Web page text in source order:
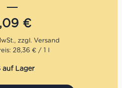
Verfeinern mediterraner
für Genießer, die Wert
legen.
€
28,36 € / 1 l
auf Lager